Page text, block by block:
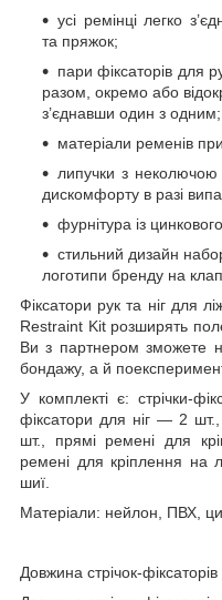
усі ремінці легко
та пряжок;
пари фіксаторів для
разом, окремо або
з’єднавши один з одним;
матеріали ременів
липучки з
дискомфорту в разі
фурнітура із
стильний дизайн
логотипи бренду на
Фіксатори рук та ніг для
Restraint Kit розширять
Ви з партнером зможете
бондажу, а й
У комплекті є: стрічки-
фіксатори для ніг — 2 шт.,
шт., прямі ремені для
ремені для кріплення на
шиї.
Матеріали: нейлон, ПВХ,
Довжина стрічок-